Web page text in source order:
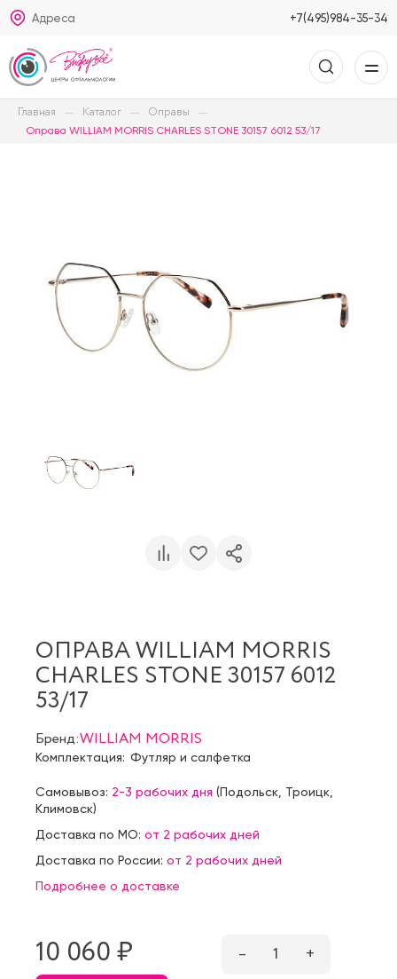
Адреса +7(495)984-35-34
Главная Каталог Оправы
Оправа WILLIAM MORRIS CHARLES STONE 30157 6012 53/17
ОПРАВА WILLIAM MORRIS
CHARLES STONE 30157 6012
53/17
Бренд:WILLIAM MORRIS
Комплектация: Футляр и салфетка
Самовывоз: 2-3 рабочих дня (Подольск Троицк
Климовск)
Доставка по МО: от 2 рабочих дней
Доставка по России: от 2 рабочих дней
Подробнее о доставке
10 060 ₷ – 1 +